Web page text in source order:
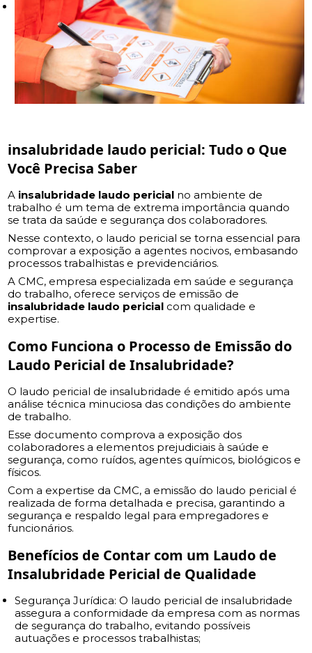
insalubridade laudo pericial: Tudo o Que
Você Precisa Saber
A insalubridade laudo pericial no ambiente de
trabalho é um tema de extrema importância quando
se trata da saúde e segurança dos colaboradores.
Nesse contexto, o laudo pericial se torna essencial para
comprovar a exposição a agentes nocivos, embasando
processos trabalhistas e previdenciários.
A CMC, empresa especializada em saúde e segurança
do trabalho, oferece serviços de emissão de
insalubridade laudo pericial com qualidade e
expertise.
Como Funciona o Processo de Emissão do
Laudo Pericial de Insalubridade?
O laudo pericial de insalubridade é emitido após uma
análise técnica minuciosa das condições do ambiente
de trabalho.
Esse documento comprova a exposição dos
colaboradores a elementos prejudiciais à saúde e
segurança, como ruídos, agentes químicos, biológicos e
físicos.
Com a expertise da CMC, a emissão do laudo pericial é
realizada de forma detalhada e precisa, garantindo a
segurança e respaldo legal para empregadores e
funcionários.
Benefícios de Contar com um Laudo de
Insalubridade Pericial de Qualidade
Segurança Jurídica: O laudo pericial de insalubridade
assegura a conformidade da empresa com as normas
de segurança do trabalho, evitando possíveis
autuações e processos trabalhistas;